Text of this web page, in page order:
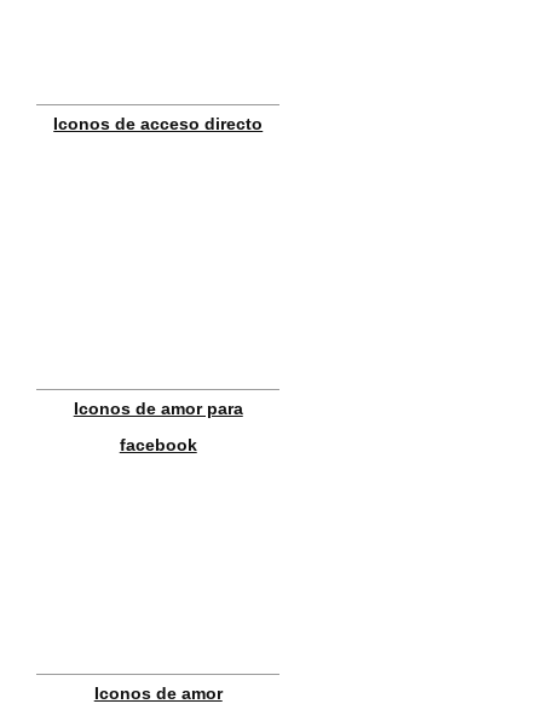
Iconos de acceso directo
Iconos de amor para
facebook
Iconos de amor